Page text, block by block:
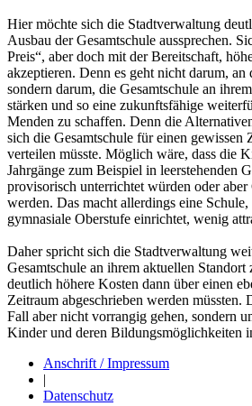
Hier möchte sich die Stadtverwaltung
Ausbau der Gesamtschule aussprechen.
Preis“, aber doch mit der Bereitschaft,
akzeptieren. Denn es geht nicht darum, an
sondern darum, die Gesamtschule an
stärken und so eine zukunftsfähige
Menden zu schaffen. Denn die
sich die Gesamtschule für einen gewissen
verteilen müsste. Möglich wäre, dass die
Jahrgänge zum Beispiel in leerstehenden
provisorisch unterrichtet würden oder
werden. Das macht allerdings eine
gymnasiale Oberstufe einrichtet, wenig
Daher spricht sich die Stadtverwaltung
Gesamtschule an ihrem aktuellen
deutlich höhere Kosten dann über einen
Zeitraum abgeschrieben werden müssten.
Fall aber nicht vorrangig gehen, sondern
Kinder und deren Bildungsmöglichkeiten
Anschrift / Impressum
|
Datenschutz